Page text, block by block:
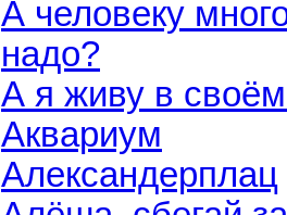
А человеку
надо?
А я живу в своём
Аквариум
Александерплац